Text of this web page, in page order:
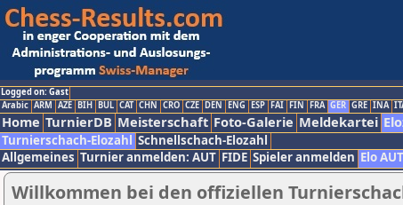
Logged on: Gast
Arabic ARM AZE BIH BUL CAT CHN CRO CZE DEN ENG ESP FAI FIN FRA GER GRE INA
Home TurnierDB Meisterschaft Foto-Galerie Meldekartei
Turnierschach-Elozahl Schnellschach-Elozahl
Allgemeines Turnier anmelden: AUT FIDE Spieler anmelden Elo AUT
Willkommen bei den offiziellen